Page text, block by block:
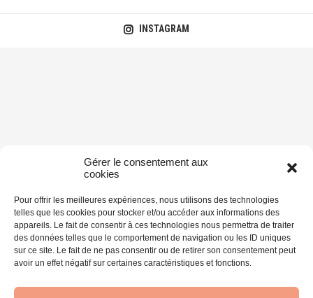
Gérer le consentement aux
cookies
Pour offrir les meilleures expériences, nous utilisons des technologies
telles que les cookies pour stocker et/ou accéder aux informations des
appareils. Le fait de consentir à ces technologies nous permettra de traiter
des données telles que le comportement de navigation ou les ID uniques
sur ce site. Le fait de ne pas consentir ou de retirer son consentement peut
avoir un effet négatif sur certaines caractéristiques et fonctions.
INSTAGRAM